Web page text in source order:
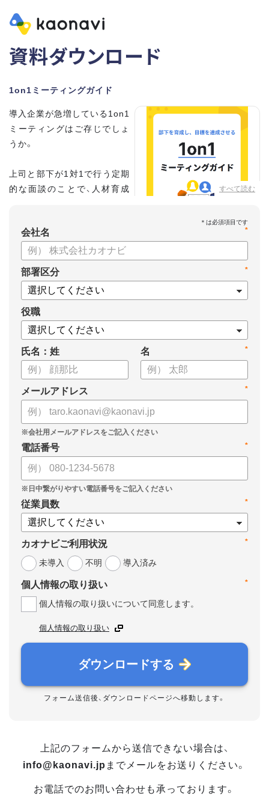
資料ダウンロード
1on1ミーティングガイド
すべて読む
導入企業が急増している1on1
ミーティングはご存じでしょ
うか。
上司と部下が1対1で行う定期
的な面談のことで、人材育成
こちらの資料では、
・1on1とは何か？
・1on1の基本的なやり方
・ 1on1 の基本アジェンダと質問例
についてまとめましたので、ぜひお役立てください。
*
会社名
*
部署区分
役職
氏名：姓 *
名
*
メールアドレス
*
電話番号
*
従業員数
*
カオナビご利用状況
未導入
不明 導入済み
*
個人情報の取り扱い
個人情報の取り扱いについて同意します。
個人情報の取り扱い
ダウンロードする
フォーム送信後、ダウンロードページへ移動します。
上記のフォームから送信できない場合は、
info@kaonavi.jp までメールをお送りください。
お電話でのお問い合わせも承っております。